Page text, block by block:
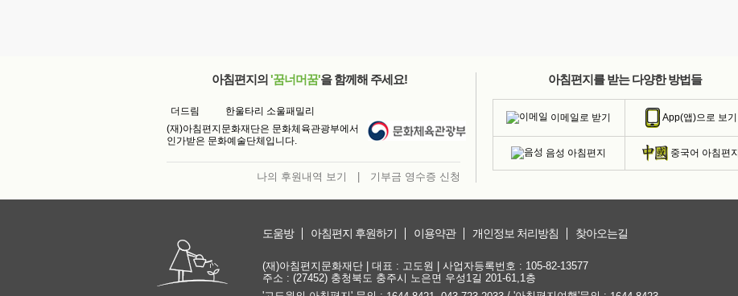
아침편지의 '꿈너머꿈'을 함께해 주세요!
더드림
한울타리 소울패밀리
(재)아침편지문화재단은 문화체육관광부에서
인가받은 문화예술단체입니다.
나의 후원내역 보기 기부금 영수증 신청
아침편지를 받는 다양한 방법들
이메일로 받기 App(앱)으로 보기
음성 아침편지 중국어 아침편지
도움방 아침편지 후원하기 이용약관 개인정보 처리방침 찾아오는길
(재)아침편지문화재단 | 대표 : 고도원 | 사업자등록번호 : 105-82-13577
주소 : (27452) 충청북도 충주시 노은면 우성1길 201-61,1층